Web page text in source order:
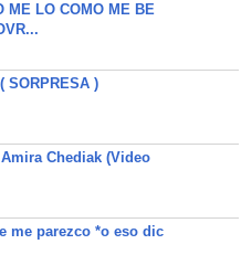
ME LO COMO ME BE
SORPRESA )
Chediak (Video
me parezco *o eso dic